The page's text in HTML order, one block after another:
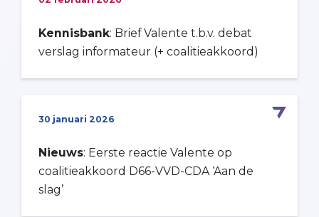
Kennisbank: Brief Valente t.b.v. debat
verslag informateur (+ coalitieakkoord)
30 januari 2026
Nieuws: Eerste reactie Valente op
coalitieakkoord D66-VVD-CDA ‘Aan de
slag’